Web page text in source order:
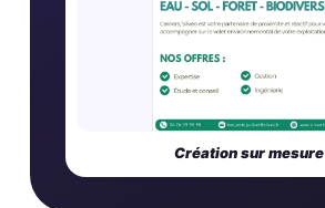
Création sur mesure